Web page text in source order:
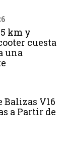
km y
cuesta
una
Balizas V16
a Partir de